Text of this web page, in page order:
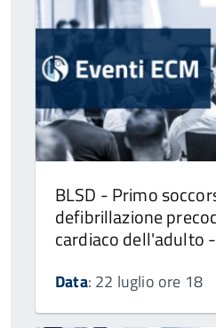
BLSD - Primo
defibrillazione
cardiaco dell'adulto
Data: 22 luglio ore 18